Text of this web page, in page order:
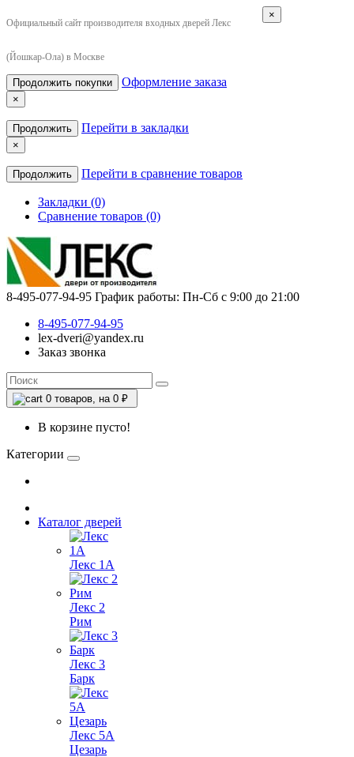
Официальный сайт производителя входных дверей Лекс
(Йошкар-Ола) в Москве
×
Продолжить покупки Оформление заказа
×
Продолжить Перейти в закладки
×
Продолжить Перейти в сравнение товаров
Закладки (0)
Сравнение товаров (0)
8-495-077-94-95 График работы: Пн-Сб с 9:00 до 21:00
8-495-077-94-95
lex-dveri@yandex.ru
Заказ звонка
0 товаров, на 0 ₽
В корзине пусто!
Категории
Каталог дверей
Лекс 1А
Лекс 2
Рим
Лекс 3
Барк
Лекс 5А
Цезарь